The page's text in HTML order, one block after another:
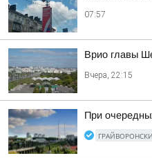
07:57
Врио главы
Вчера, 22:15
При